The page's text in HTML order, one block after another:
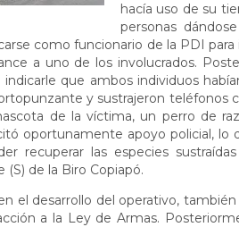
hacía uso de su
personas
como funcionario de la PDI
a uno de los involucrados.
que ambos individuos
y sustrajeron teléfonos
de la víctima, un perro de
oportunamente apoyo policial, lo
recuperar las especies
de la Biro Copiapó.
el desarrollo del operativo,
a la Ley de Armas.